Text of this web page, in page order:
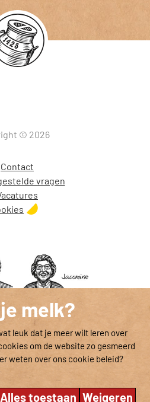
melk?
leuk dat je meer wilt leren over
om de website zo gesmeerd
weten over ons cookie beleid?
Alles toestaan Weigeren
© 2026
Contact
vragen